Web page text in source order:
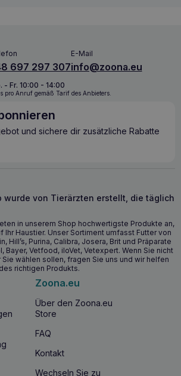
Sie es?
Shrimps mit Apfel 100g
Alters undin jeder
Ihre natürliche Zusammensetzung und ihr
Ihren Hund, neue Tricks zu lernen
Belohnung für Gehorsam.
Krabben mit
des
die eine äußerst
aus Shrimps und Äpfeln
Shrimps enthaltene hochwertige,
zeichnet sich durch eine hohe
eine günstige
aus. Äpfel unterstützen die
die Arbeit des Darms. Sie
wie Kalium, Zink, Eisen, Silizium
A, C und E.
auf das Training entwickelt
einmalige Verabreichung
Händen, hinterlassen keine Flecken in
aber knusprig
zusätzliche Motivation beim Training!
697 297 307
E-Mail
info@zoona.eu
- Fr. 10:00 - 14:00
pro Anruf gemäß Tarif des Anbieters.
und sichere dir zusätzliche Rabatte
wurde von Tierärzten erstellt, die täglich
in unserem Shop hochwertigste Produkte an,
Haustier. Unser Sortiment umfasst Futter von
Hill’s, Purina, Calibra, Josera, Brit und Präparate
Bayer, Vetfood, iloVet, Vetexpert. Wenn Sie nicht
wählen sollen, fragen Sie uns und wir helfen
richtigen Produkts.
Zoona.eu
Über den Zoona.eu
Store
FAQ
Kontakt
Wechseln Sie zu